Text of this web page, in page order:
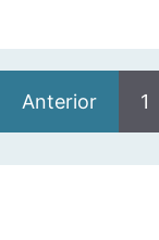
Anterior 1